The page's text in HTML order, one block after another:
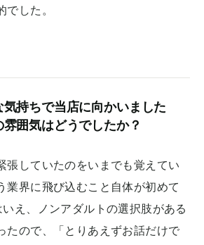
でした。
持ちで当店に向かいました
囲気はどうでしたか？
張していたのをいまでも覚えてい
業界に飛び込むこと自体が初めて
え、ノンアダルトの選択肢がある
たので、「とりあえずお話だけで